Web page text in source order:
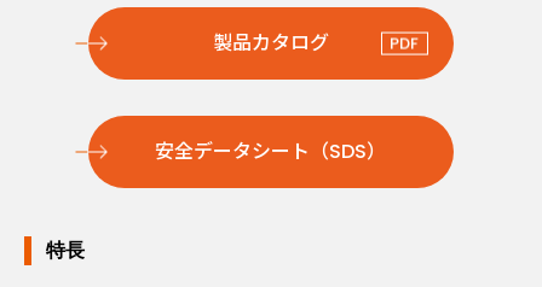
製品カタログ
安全データシート（SDS）
特長